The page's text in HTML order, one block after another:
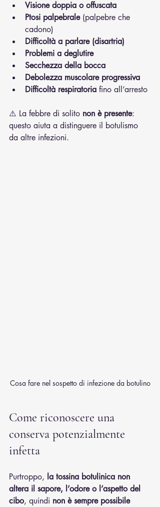
Visione doppia o offuscata
Ptosi palpebrale (palpebre che
cadono)
Difficoltà a parlare (disartria)
Problemi a deglutire
Secchezza della bocca
Debolezza muscolare progressiva
Difficoltà respiratoria fino all’arresto
⚠️ La febbre di solito non è presente:
questo aiuta a distinguere il botulismo
da altre infezioni.
Cosa fare nel sospetto di infezione da botulino
Come riconoscere una
conserva potenzialmente
infetta
Purtroppo, la tossina botulinica non
altera il sapore, l’odore o l’aspetto del
cibo, quindi non è sempre possibile